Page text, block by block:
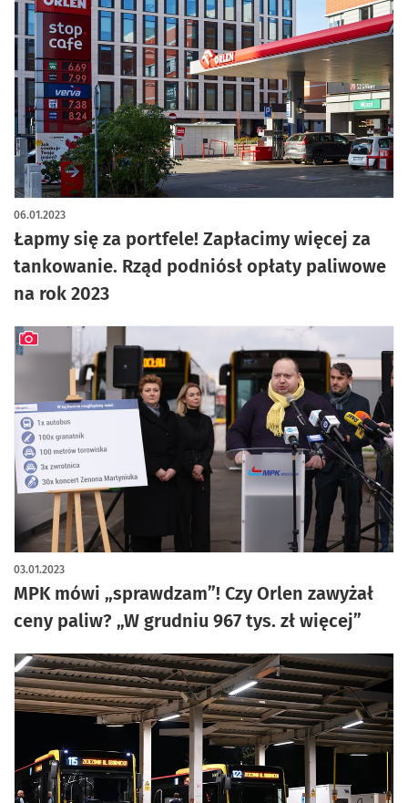
Łapmy się za portfele! Zapłacimy więcej za
tankowanie. Rząd podniósł opłaty paliwowe
na rok 2023
06.01.2023
MPK mówi „sprawdzam”! Czy Orlen zawyżał
ceny paliw? „W grudniu 967 tys. zł więcej”
03.01.2023
artykuł z galerią zdjęć